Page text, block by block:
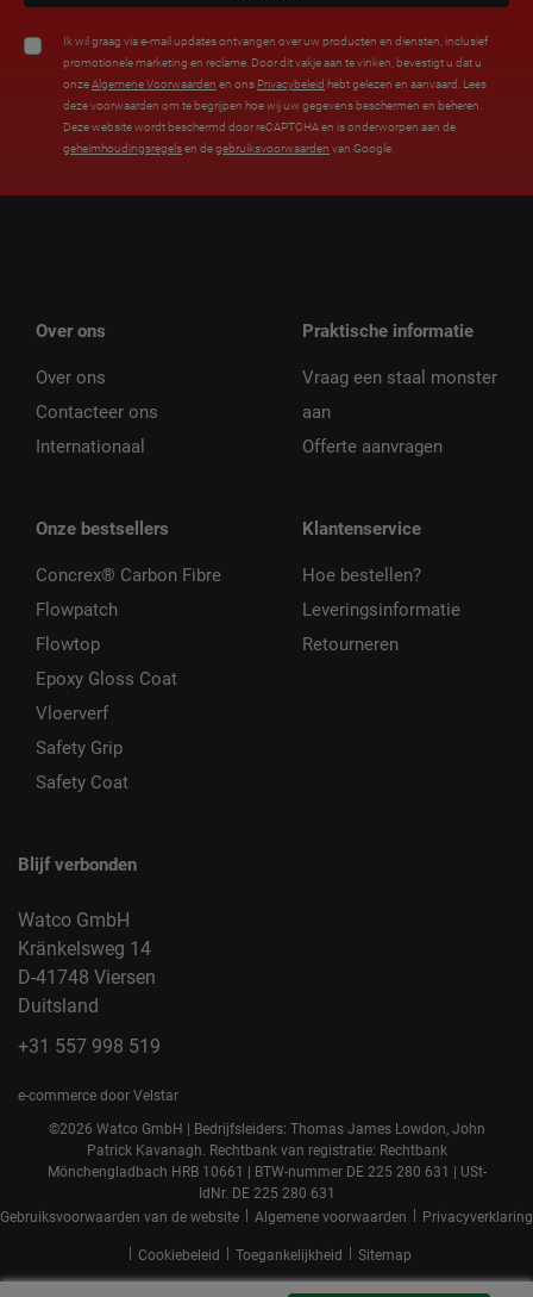
Ik wil graag via e-mail updates ontvangen over uw producten en diensten, inclusief
promotionele marketing en reclame. Door dit vakje aan te vinken, bevestigt u dat u
onzeAlgemene Voorwaarden en ons Privacybeleid hebt gelezen en aanvaard. Lees
deze voorwaarden om te begrijpen hoe wij uw gegevens beschermen en beheren.
Deze website wordt beschermd door reCAPTCHA en is onderworpen aan de
geheimhoudingsregelsen degebruiksvoorwaarden van Google.
Over ons
Over ons
Contacteer ons
Internationaal
Onze bestsellers
Concrex® Carbon Fibre
Flowpatch
Flowtop
Epoxy Gloss Coat
Vloerverf
Safety Grip
Safety Coat
Praktische informatie
Vraag een staal monster
aan
Offerte aanvragen
Klantenservice
Hoe bestellen?
Leveringsinformatie
Retourneren
Blijf verbonden
Watco GmbH
Kränkelsweg 14
D-41748 Viersen
Duitsland
+31 557 998 519
e-commerce door Velstar
©2026 Watco GmbH | Bedrijfsleiders: Thomas James Lowdon, John
Patrick Kavanagh. Rechtbank van registratie: Rechtbank
Mönchengladbach HRB 10661 | BTW-nummer DE 225 280 631 | USt-
IdNr. DE 225 280 631
Gebruiksvoorwaarden van de website
Algemene voorwaarden Privacyverklaring
Cookiebeleid Toegankelijkheid Sitemap